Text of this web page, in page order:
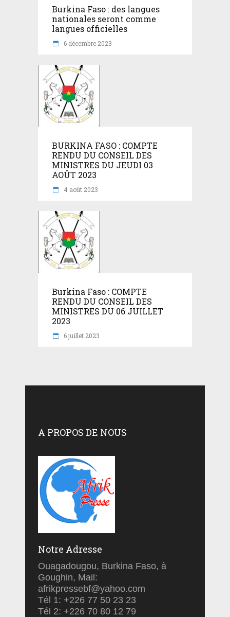
Burkina Faso : des langues
nationales seront comme
langues officielles
6 décembre 2023
BURKINA FASO : COMPTE
RENDU DU CONSEIL DES
MINISTRES DU JEUDI 03
AOÛT 2023
4 août 2023
Burkina Faso : COMPTE
RENDU DU CONSEIL DES
MINISTRES DU 06 JUILLET
2023
6 juillet 2023
A PROPOS DE NOUS
Notre Adresse
Ouagadougou, Burkina Faso, à
Goughin, Mail:
afrikpressebf@yahoo.com
Tél 1: +226 77 50 23 23
Tél 2: +226 70 80 12 79